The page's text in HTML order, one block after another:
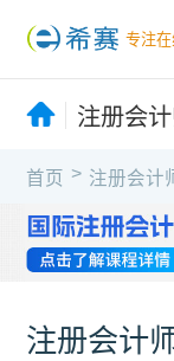
专注
注册会
首页 > 注册会计
注册会计